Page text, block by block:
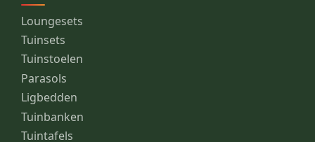
Loungesets
Tuinsets
Tuinstoelen
Parasols
Ligbedden
Tuinbanken
Tuintafels